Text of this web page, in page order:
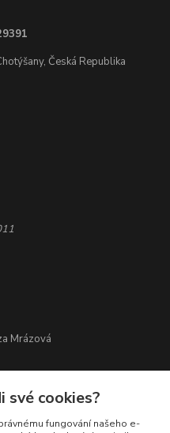
Česká Republika
Mrázová
své cookies?
fungování našeho e-